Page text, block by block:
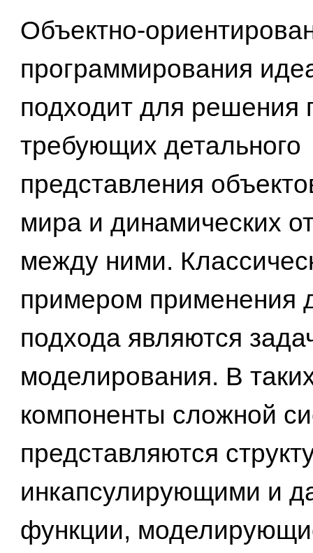
Объектно-
программирования
подходит для решения
требующих детального
представления
мира и динамических
между ними.
примером применения
подхода являются
моделирования. В
компоненты сложной
представляются
инкапсулирующими и
функции,